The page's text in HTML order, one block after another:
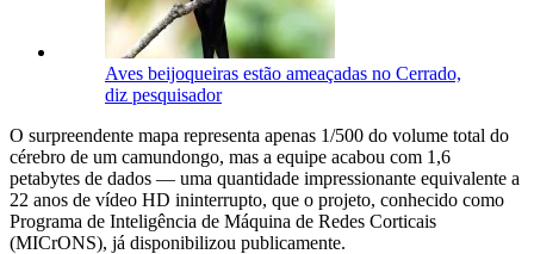
Aves beijoqueiras estão ameaçadas no Cerrado,
diz pesquisador
O surpreendente mapa representa apenas 1/500 do volume total do
cérebro de um camundongo, mas a equipe acabou com 1,6
petabytes de dados — uma quantidade impressionante equivalente a
22 anos de vídeo HD ininterrupto, que o projeto, conhecido como
Programa de Inteligência de Máquina de Redes Corticais
(MICrONS), já disponibilizou publicamente.